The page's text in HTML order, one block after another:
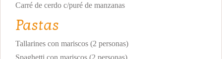
Carré de cerdo c/puré de manzanas
Pastas
Tallarines con mariscos (2 personas)
Spaghetti con mariscos (2 personas)